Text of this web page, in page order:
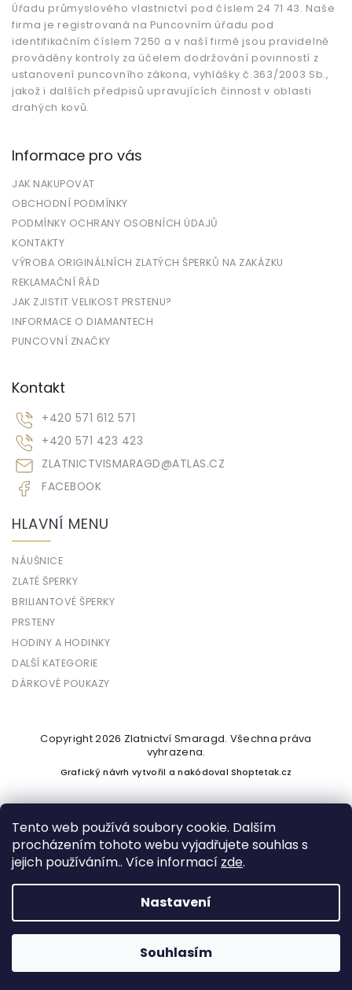
Tento web používá soubory cookie. Dalším
procházením tohoto webu vyjadřujete souhlas s
jejich používáním.. Více informací zde.
Nastavení
Souhlasím
Úřadu průmyslového vlastnictví pod číslem 24 71 43. Naše
firma je registrovaná na Puncovním úřadu pod
identifikačním číslem 7250 a v naší firmě jsou pravidelně
prováděny kontroly za účelem dodržování povinností z
ustanovení puncovního zákona, vyhlášky č.363/2003 Sb.,
jakož i dalších předpisů upravujících činnost v oblasti
drahých kovů.
Informace pro vás
JAK NAKUPOVAT
OBCHODNÍ PODMÍNKY
PODMÍNKY OCHRANY OSOBNÍCH ÚDAJŮ
KONTAKTY
VÝROBA ORIGINÁLNÍCH ZLATÝCH ŠPERKŮ NA ZAKÁZKU
REKLAMAČNÍ ŘÁD
JAK ZJISTIT VELIKOST PRSTENU?
INFORMACE O DIAMANTECH
PUNCOVNÍ ZNAČKY
Kontakt
ZLATNICTVISMARAGD@ATLAS.CZ
+420 571 612 571
+420 571 423 423
FACEBOOK
HLAVNÍ MENU
NÁUŠNICE
ZLATÉ ŠPERKY
BRILIANTOVÉ ŠPERKY
PRSTENY
HODINY A HODINKY
DALŠÍ KATEGORIE
DÁRKOVÉ POUKAZY
Vytvořil Shoptet
Copyright 2026 Zlatnictví Smaragd. Všechna práva
vyhrazena.
Grafický návrh vytvořil a nakódovalShoptetak.cz
Podle zákona o evidenci tržeb je prodávající povinen vystavit
kupujícímu účtenku. Zároveň je povinen zaevidovat přijatou
tržbu u správce daně online; v případě technického výpadku
pak nejpozději do 48 hodin.